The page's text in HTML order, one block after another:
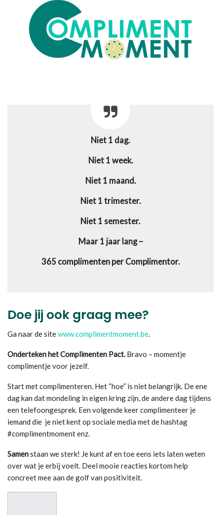
Niet 1 dag.
Niet 1 week.
Niet 1 maand.
Niet 1 trimester.
Niet 1 semester.
Maar 1 jaar lang –
365 complimenten per Complimentor.
Doe jij ook graag mee?
Ga naar de sitewww.complimentmoment.be.
Onderteken het Complimenten Pact. Bravo – momentje
complimentje voor jezelf.
Start met complimenteren. Het “hoe” is niet belangrijk. De ene
dag kan dat mondeling in eigen kring zijn, de andere dag tijdens
een telefoongesprek. Een volgende keer complimenteer je
iemand die je niet kent op sociale media met de hashtag
#complimentmoment enz.
Samenstaan we sterk! Je kunt af en toe eens iets laten weten
over wat je erbij voelt. Deel mooie reacties kortom help
concreet mee aan de golf van positiviteit.